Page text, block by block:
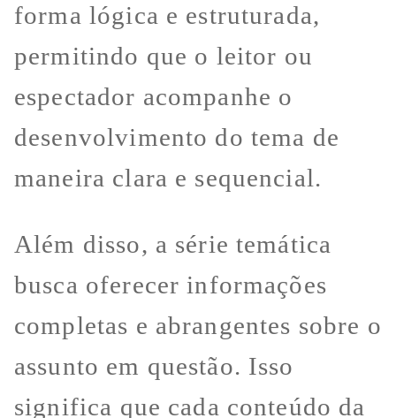
forma lógica e estruturada,
permitindo que o leitor ou
espectador acompanhe o
desenvolvimento do tema de
maneira clara e sequencial.
Além disso, a série temática
busca oferecer informações
completas e abrangentes sobre o
assunto em questão. Isso
significa que cada conteúdo da